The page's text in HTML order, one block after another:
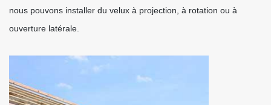
nous pouvons installer du velux à projection, à rotation ou à
ouverture latérale.